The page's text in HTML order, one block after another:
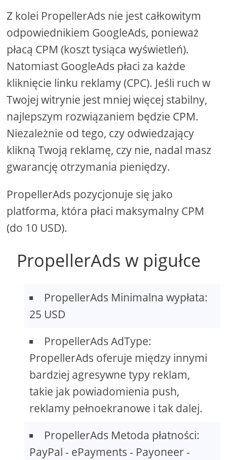
Z kolei PropellerAds nie jest całkowitym
odpowiednikiem GoogleAds, ponieważ
płacą CPM (koszt tysiąca wyświetleń).
Natomiast GoogleAds płaci za każde
kliknięcie linku reklamy (CPC). Jeśli ruch w
Twojej witrynie jest mniej więcej stabilny,
najlepszym rozwiązaniem będzie CPM.
Niezależnie od tego, czy odwiedzający
klikną Twoją reklamę, czy nie, nadal masz
gwarancję otrzymania pieniędzy.
PropellerAds pozycjonuje się jako
platforma, która płaci maksymalny CPM
(do 10 USD).
PropellerAds w pigułce
PropellerAds Minimalna wypłata:
25 USD
PropellerAds AdType:
PropellerAds oferuje między innymi
bardziej agresywne typy reklam,
takie jak powiadomienia push,
reklamy pełnoekranowe i tak dalej.
PropellerAds Metoda płatności:
PayPal - ePayments - Payoneer -